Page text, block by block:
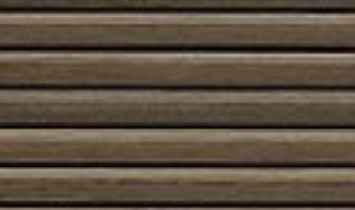
Teho
Nimellislämpöteho standardin
7,5 kW
Min / Max lämmitysteho
Huoneen
lämmityskapasiteetti
(riippuen talon eristyksestä)